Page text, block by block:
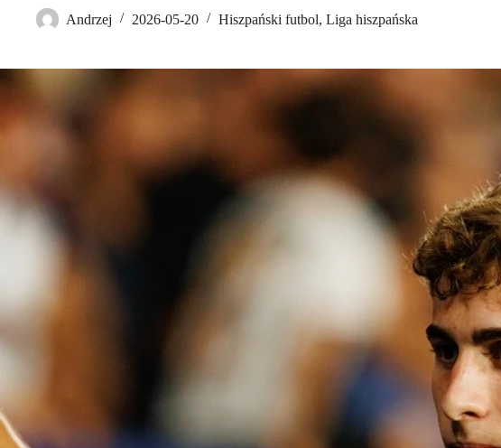
Andrzej 2026-05-20 Hiszpański futbol, Liga hiszpańska